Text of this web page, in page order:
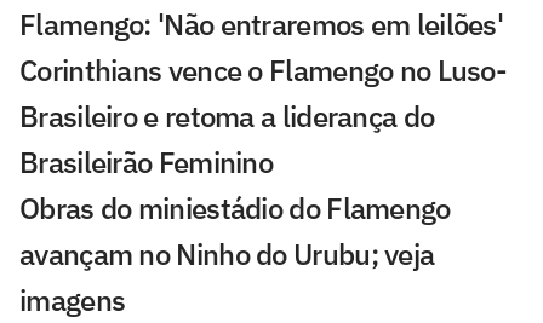
Flamengo: 'Não entraremos em leilões'
Corinthians vence o Flamengo no Luso-
Brasileiro e retoma a liderança do
Brasileirão Feminino
Obras do miniestádio do Flamengo
avançam no Ninho do Urubu; veja
imagens